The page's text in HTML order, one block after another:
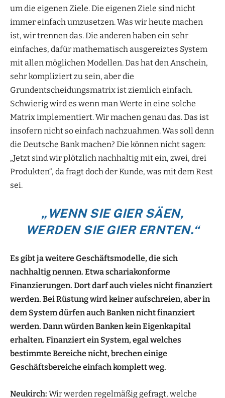
um die eigenen Ziele. Die eigenen Ziele sind nicht
immer einfach umzusetzen. Was wir heute machen
ist, wir trennen das. Die anderen haben ein sehr
einfaches, dafür mathematisch ausgereiztes System
mit allen möglichen Modellen. Das hat den Anschein,
sehr kompliziert zu sein, aber die
Grundentscheidungsmatrix ist ziemlich einfach.
Schwierig wird es wenn man Werte in eine solche
Matrix implementiert. Wir machen genau das. Das ist
insofern nicht so einfach nachzuahmen. Was soll denn
die Deutsche Bank machen? Die können nicht sagen:
„Jetzt sind wir plötzlich nachhaltig mit ein, zwei, drei
Produkten“, da fragt doch der Kunde, was mit dem Rest
sei.
„WENN SIE GIER SÄEN,
WERDEN SIE GIER ERNTEN.“
Es gibt ja weitere Geschäftsmodelle, die sich
nachhaltig nennen. Etwa schariakonforme
Finanzierungen. Dort darf auch vieles nicht finanziert
werden. Bei Rüstung wird keiner aufschreien, aber in
dem System dürfen auch Banken nicht finanziert
werden. Dann würden Banken kein Eigenkapital
erhalten. Finanziert ein System, egal welches
bestimmte Bereiche nicht, brechen einige
Geschäftsbereiche einfach komplett weg.
Neukirch: Wir werden regelmäßig gefragt, welche